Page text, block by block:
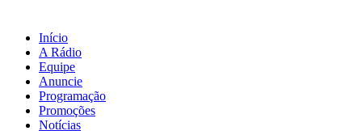
Início
A Rádio
Equipe
Anuncie
Programação
Promoções
Notícias